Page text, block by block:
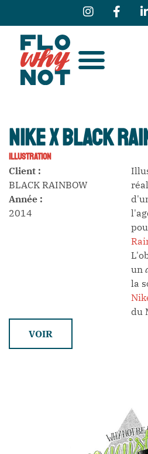
NIKE X BLACK
ILLUSTRATION
Client :
BLACK RAINBOW
Année :
2014
un
la
du
VOIR